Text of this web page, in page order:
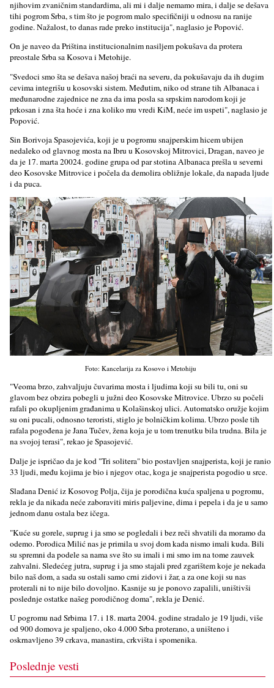
njihovim zvaničnim standardima, ali mi i dalјe nemamo mira, i dalјe se dešava
tihi pogrom Srba, s tim što je pogrom malo specifičniji u odnosu na ranije
godine. Nažalost, to danas rade preko institucija", naglasio je Popović.
On je naveo da Priština institucionalnim nasilјem pokušava da protera
preostale Srba sa Kosova i Metohije.
"Svedoci smo šta se dešava našoj braći na severu, da pokušavaju da ih dugim
cevima integrišu u kosovski sistem. Međutim, niko od strane tih Albanaca i
međunarodne zajednice ne zna da ima posla sa srpskim narodom koji je
prkosan i zna šta hoće i zna koliko mu vredi KiM, neće im uspeti", naglasio je
Popović.
Sin Borivoja Spasojevića, koji je u pogromu snajperskim hicem ubijen
nedaleko od glavnog mosta na Ibru u Kosovskoj Mitrovici, Dragan, naveo je
da je 17. marta 20024. godine grupa od par stotina Albanaca prešla u severni
deo Kosovske Mitrovice i počela da demolira obližnje lokale, da napada lјude
i da puca.
Foto: Kancelarija za Kosovo i Metohiju
"Veoma brzo, zahvalјuju čuvarima mosta i lјudima koji su bili tu, oni su
glavom bez obzira pobegli u južni deo Kosovske Mitrovice. Ubrzo su počeli
rafali po okuplјenim građanima u Kolašinskoj ulici. Automatsko oružje kojim
su oni pucali, odnosno teroristi, stiglo je bolničkim kolima. Ubrzo posle tih
rafala pogođena je Jana Tučev, žena koja je u tom trenutku bila trudna. Bila je
na svojoj terasi", rekao je Spasojević.
Dalјe je ispričao da je kod "Tri solitera" bio postavlјen snajperista, koji je ranio
33 lјudi, među kojima je bio i njegov otac, koga je snajperista pogodio u srce.
Slađana Denić iz Kosovog Polјa, čija je porodična kuća spalјena u pogromu,
rekla je da nikada neće zaboraviti miris palјevine, dima i pepela i da je u samo
jednom danu ostala bez ičega.
"Kuće su gorele, suprug i ja smo se pogledali i bez reči shvatili da moramo da
odemo. Porodica Milić nas je primila u svoj dom kada nismo imali kuda. Bili
su spremni da podele sa nama sve što su imali i mi smo im na tome zauvek
zahvalni. Sledećeg jutra, suprug i ja smo stajali pred zgarištem koje je nekada
bilo naš dom, a sada su ostali samo crni zidovi i žar, a za one koji su nas
proterali ni to nije bilo dovolјno. Kasnije su je ponovo zapalili, uništivši
poslednje ostatke našeg porodičnog doma", rekla je Denić.
U pogromu nad Srbima 17. i 18. marta 2004. godine stradalo je 19 lјudi, više
od 900 domova je spalјeno, oko 4.000 Srba proterano, a uništeno i
oskrnavlјeno 39 crkava, manastira, crkvišta i spomenika.
Poslednje vesti